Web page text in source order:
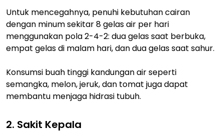
Untuk mencegahnya, penuhi kebutuhan cairan
dengan minum sekitar 8 gelas air per hari
menggunakan pola 2-4-2: dua gelas saat berbuka,
empat gelas di malam hari, dan dua gelas saat sahur.
Konsumsi buah tinggi kandungan air seperti
semangka, melon, jeruk, dan tomat juga dapat
membantu menjaga hidrasi tubuh.
2. Sakit Kepala